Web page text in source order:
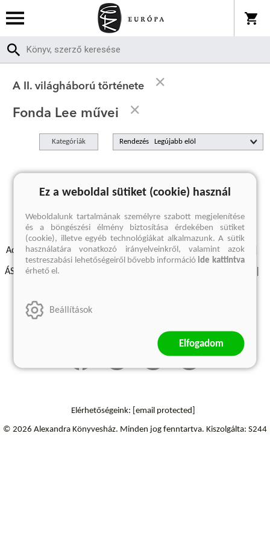
A II. világháború története
Fonda Lee művei
Kategóriák Rendezés
A keresett kifejezésre nincs találat
Adatvédelmi szabályzatok Elállási felmondási nyilatkozat
ÁSZF - Vásárlási feltételek
Szállítási információk
Elérhetőségeink: [email protected]
© 2026 Alexandra Könyvesház. Minden jog fenntartva. Kiszolgálta: S244
Ez a weboldal sütiket (cookie) használ
Weboldalunk tartalmának személyre szabott megjelenítése
és a böngészési élmény biztosítása érdekében sütiket
(cookie), illetve egyéb technológiákat alkalmazunk. A sütik
használatára vonatkozó irányelveinkről, valamint azok
testreszabási lehetőségeiről bővebb információide kattintva
érhető el.
Beállítások
Elfogadom